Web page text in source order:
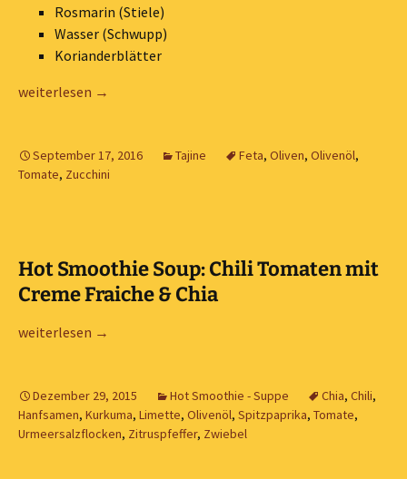
Rosmarin (Stiele)
Wasser (Schwupp)
Korianderblätter
Gemüse Tajine mit Schafskäse und Oliven
weiterlesen →
September 17, 2016 Tajine Feta, Oliven, Olivenöl,
Tomate, Zucchini
Hot Smoothie Soup: Chili Tomaten mit
Creme Fraiche & Chia
Hot Smoothie Soup: Chili Tomaten mit Creme Fraiche & Chia
weiterlesen →
Dezember 29, 2015 Hot Smoothie - Suppe Chia, Chili,
Hanfsamen, Kurkuma, Limette, Olivenöl, Spitzpaprika, Tomate,
Urmeersalzflocken, Zitruspfeffer, Zwiebel